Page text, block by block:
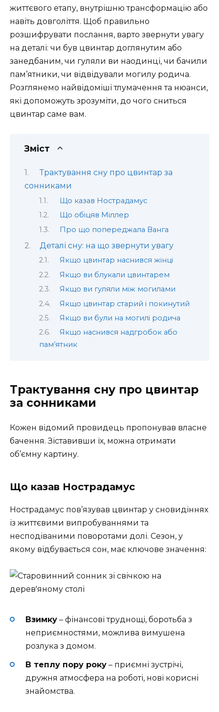
життєвого етапу, внутрішню трансформацію або
навіть довголіття. Щоб правильно
розшифрувати послання, варто звернути увагу
на деталі: чи був цвинтар доглянутим або
занедбаним, чи гуляли ви наодинці, чи бачили
пам’ятники, чи відвідували могилу родича.
Розглянемо найвідоміші тлумачення та нюанси,
які допоможуть зрозуміти, до чого сниться
цвинтар саме вам.
Зміст
Трактування сну про цвинтар за
сонниками
Що казав Нострадамус
Що обіцяв Міллер
Про що попереджала Ванга
Деталі сну: на що звернути увагу
Якщо цвинтар наснився жінці
Якщо ви блукали цвинтарем
Якщо ви гуляли між могилами
Якщо цвинтар старий і покинутий
Якщо ви були на могилі родича
Якщо наснився надгробок або
пам’ятник
Трактування сну про цвинтар
за сонниками
Кожен відомий провидець пропонував власне
бачення. Зіставивши їх, можна отримати
об’ємну картину.
Що казав Нострадамус
Нострадамус пов’язував цвинтар у сновидіннях
із життєвими випробуваннями та
несподіваними поворотами долі. Сезон, у
якому відбувається сон, має ключове значення:
Взимку – фінансові труднощі, боротьба з
неприємностями, можлива вимушена
розлука з домом.
В теплу пору року – приємні зустрічі,
дружня атмосфера на роботі, нові корисні
знайомства.